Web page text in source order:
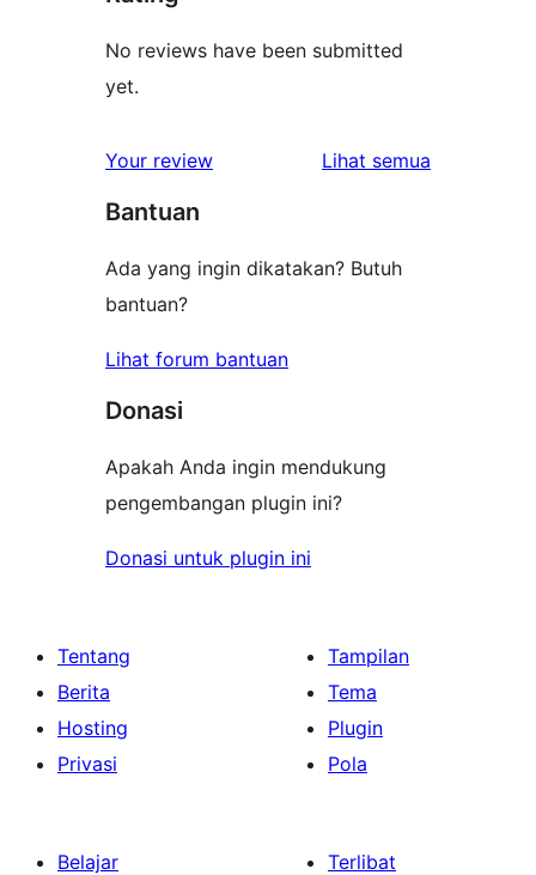
No reviews have been submitted
yet.
Your review Lihat semua
Bantuan
Ada yang ingin dikatakan? Butuh
bantuan?
Lihat forum bantuan
Donasi
Apakah Anda ingin mendukung
pengembangan plugin ini?
Donasi untuk plugin ini
Tentang
Berita
Hosting
Privasi
Tampilan
Tema
Plugin
Pola
Belajar
Terlibat